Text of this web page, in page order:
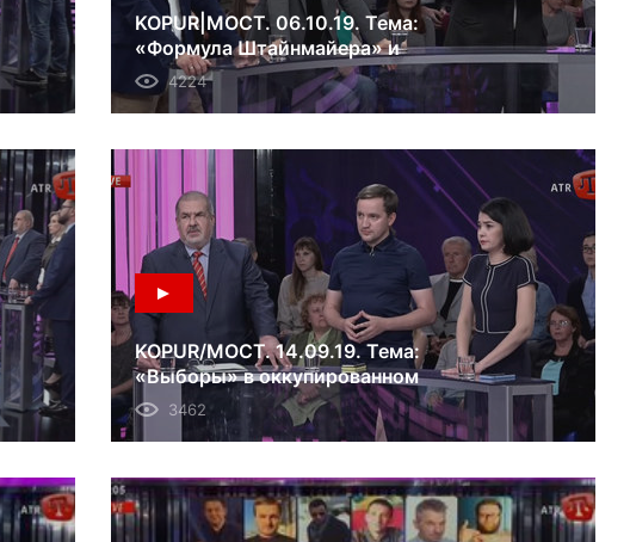
KOPUR|МОСТ. 06.10.19. Тема:
«Формула Штайнмайера» и
забытый Крым.
4224
KOPUR/МОСТ. 14.09.19. Тема:
«Выборы» в оккупированном
Крыму.
3462